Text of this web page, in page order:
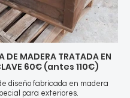
DE MADERA TRATADA EN
60€ (antes 110€)
diseño fabricada en madera
para exteriores.